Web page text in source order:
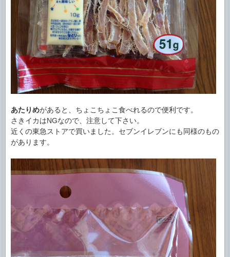
あたりめがあると、ちょこちょこ食べれるので便利です。
さきイカはNGなので、注意して下さい。
近くの東急ストアで買いました。セブンイレブンにも同様のもの
があります。